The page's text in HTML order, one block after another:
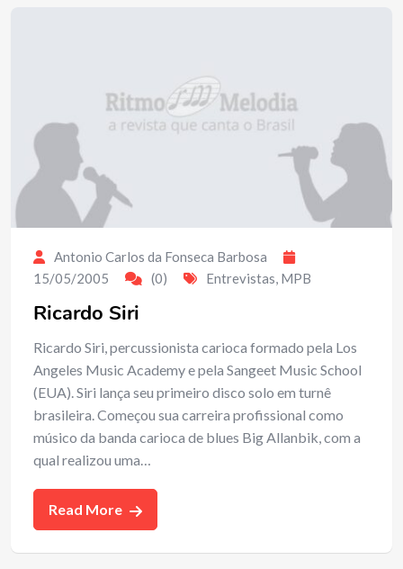
Antonio Carlos da Fonseca Barbosa
15/05/2005
(0) Entrevistas, MPB
Ricardo Siri
Ricardo Siri, percussionista carioca formado pela Los
Angeles Music Academy e pela Sangeet Music School
(EUA). Siri lança seu primeiro disco solo em turnê
brasileira. Começou sua carreira profissional como
músico da banda carioca de blues Big Allanbik, com a
qual realizou uma…
Read More